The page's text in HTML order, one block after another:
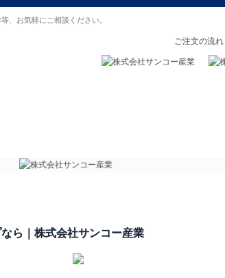
、お気軽にご相談ください。
ご注文の流れ
ら｜株式会社サンコー産業